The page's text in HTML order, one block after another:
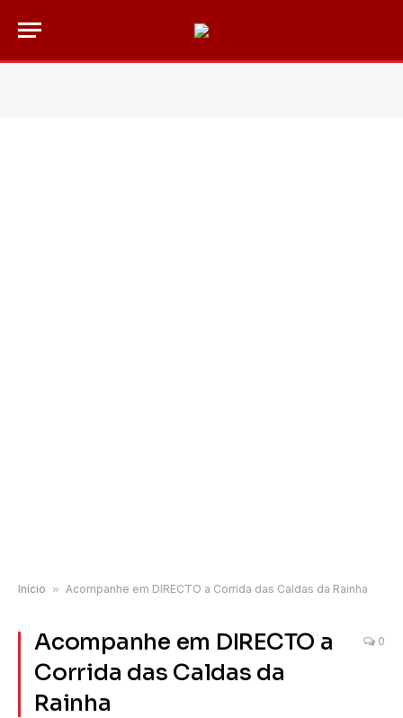
Início » Acompanhe em DIRECTO a Corrida das Caldas da Rainha
Acompanhe em DIRECTO a
Corrida das Caldas da
Rainha
0